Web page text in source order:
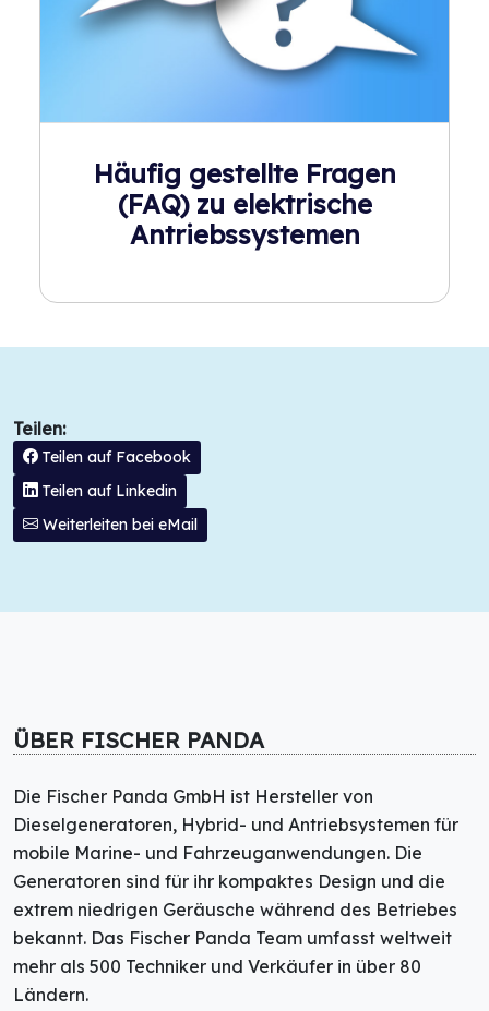
Häufig gestellte Fragen
(FAQ) zu elektrische
Antriebssystemen
Teilen:
Teilen auf Facebook
Teilen auf Linkedin
Weiterleiten bei eMail
ÜBER FISCHER PANDA
Die Fischer Panda GmbH ist Hersteller von
Dieselgeneratoren, Hybrid- und Antriebsystemen für
mobile Marine- und Fahrzeuganwendungen. Die
Generatoren sind für ihr kompaktes Design und die
extrem niedrigen Geräusche während des Betriebes
bekannt. Das Fischer Panda Team umfasst weltweit
mehr als 500 Techniker und Verkäufer in über 80
Ländern.